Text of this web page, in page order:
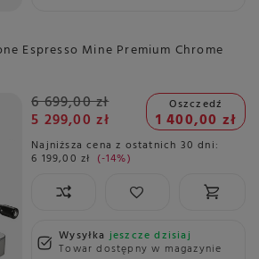
Espresso Mine Premium Chrome
6 699,00 zł
5 299,00 zł
Oszczedź
1 400,00 zł
Najniższa cena z ostatnich 30 dni:
6 199,00 zł -14%
Wysyłkajeszcze dzisiaj
Towar dostępny w magazynie